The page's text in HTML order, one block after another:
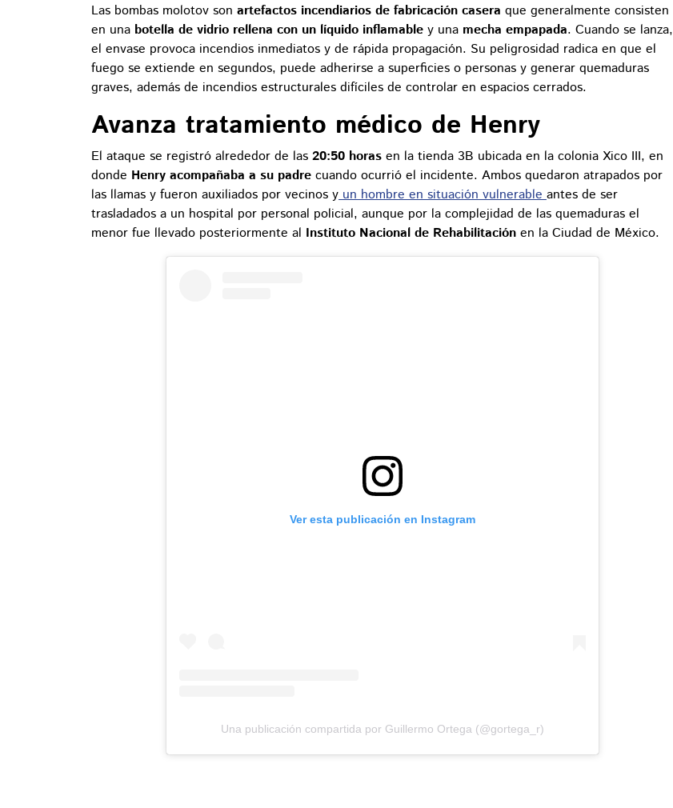
Las bombas molotov son artefactos incendiarios de fabricación casera que generalmente consisten
en una botella de vidrio rellena con un líquido inflamable y una mecha empapada. Cuando se lanza,
el envase provoca incendios inmediatos y de rápida propagación. Su peligrosidad radica en que el
fuego se extiende en segundos, puede adherirse a superficies o personas y generar quemaduras
graves, además de incendios estructurales difíciles de controlar en espacios cerrados.
Avanza tratamiento médico de Henry
El ataque se registró alrededor de las 20:50 horas en la tienda 3B ubicada en la colonia Xico III, en
donde Henry acompañaba a su padre cuando ocurrió el incidente. Ambos quedaron atrapados por
las llamas y fueron auxiliados por vecinos yun hombre en situación vulnerableantes de ser
trasladados a un hospital por personal policial, aunque por la complejidad de las quemaduras el
menor fue llevado posteriormente al Instituto Nacional de Rehabilitación en la Ciudad de México.
Ver esta publicación en Instagram
Una publicación compartida por Guillermo Ortega (@gortega_r)